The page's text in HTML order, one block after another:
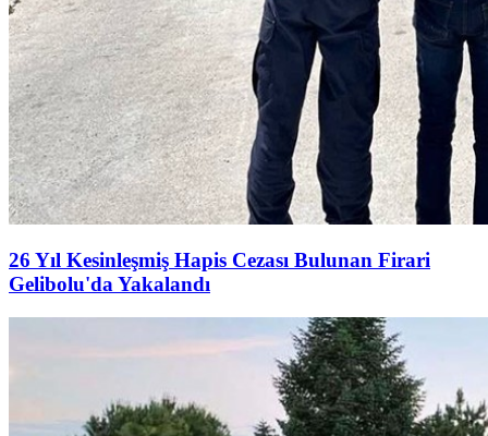
26 Yıl Kesinleşmiş Hapis Cezası Bulunan Firari
Gelibolu'da Yakalandı